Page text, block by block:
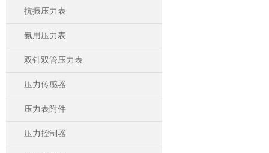
抗振压力表
氨用压力表
双针双管压力表
压力传感器
压力表附件
压力控制器